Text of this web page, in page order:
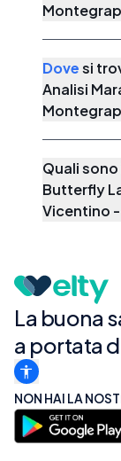
Dovesi
Analisi
Quali sono
Butterfly
Vicentino
La buona
a portata
NON HAI LA